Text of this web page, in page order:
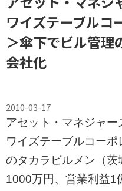
ワイズテーブルコ
＞傘下でビル管理
会社化
2010-03-17
アセット・マネジャー
ワイズテーブルコー
のタカラビルメン（
1000万円、営業利益1